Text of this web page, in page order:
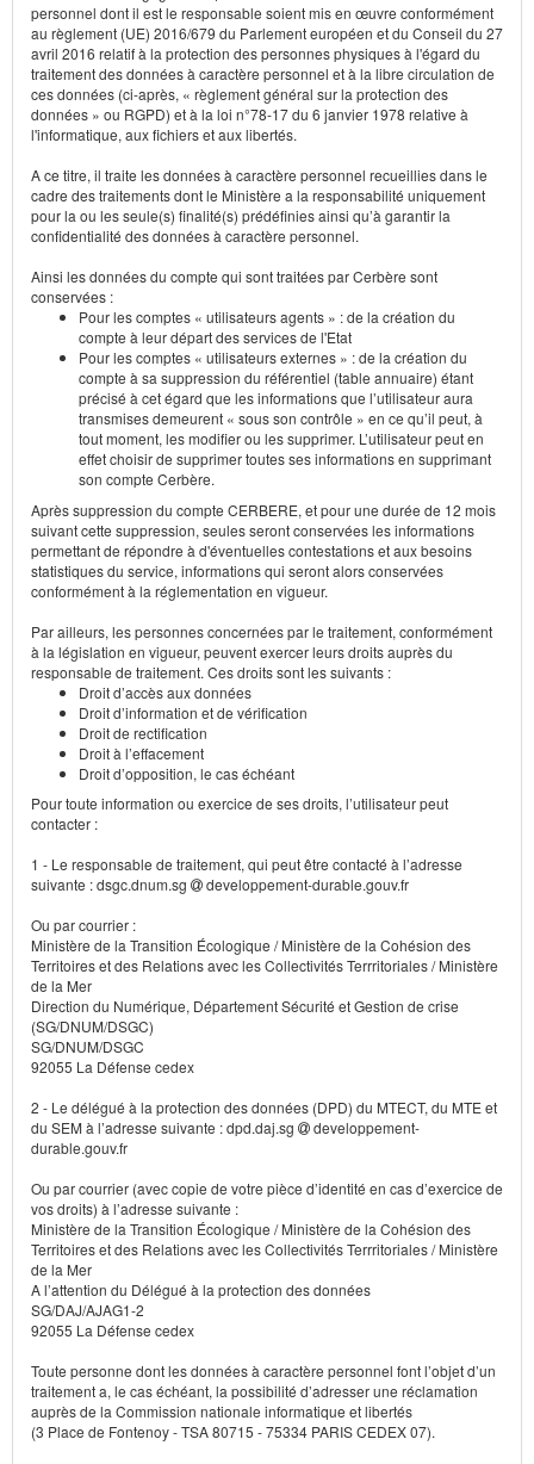
personnel dont il est le responsable soient mis en œuvre conformément
au règlement (UE) 2016/679 du Parlement européen et du Conseil du 27
avril 2016 relatif à la protection des personnes physiques à l'égard du
traitement des données à caractère personnel et à la libre circulation de
ces données (ci-après, « règlement général sur la protection des
données » ou RGPD) et à la loi n°78-17 du 6 janvier 1978 relative à
l'informatique, aux fichiers et aux libertés.
A ce titre, il traite les données à caractère personnel recueillies dans le
cadre des traitements dont le Ministère a la responsabilité uniquement
pour la ou les seule(s) finalité(s) prédéfinies ainsi qu’à garantir la
confidentialité des données à caractère personnel.
Ainsi les données du compte qui sont traitées par Cerbère sont
conservées :
Pour les comptes « utilisateurs agents » : de la création du
compte à leur départ des services de l'Etat
Pour les comptes « utilisateurs externes » : de la création du
compte à sa suppression du référentiel (table annuaire) étant
précisé à cet égard que les informations que l’utilisateur aura
transmises demeurent « sous son contrôle » en ce qu’il peut, à
tout moment, les modifier ou les supprimer. L’utilisateur peut en
effet choisir de supprimer toutes ses informations en supprimant
son compte Cerbère.
Après suppression du compte CERBERE, et pour une durée de 12 mois
suivant cette suppression, seules seront conservées les informations
permettant de répondre à d'éventuelles contestations et aux besoins
statistiques du service, informations qui seront alors conservées
conformément à la réglementation en vigueur.
Par ailleurs, les personnes concernées par le traitement, conformément
à la législation en vigueur, peuvent exercer leurs droits auprès du
responsable de traitement. Ces droits sont les suivants :
Droit d’accès aux données
Droit d’information et de vérification
Droit de rectification
Droit à l’effacement
Droit d’opposition, le cas échéant
Pour toute information ou exercice de ses droits, l’utilisateur peut
contacter :
1 - Le responsable de traitement, qui peut être contacté à l’adresse
suivante : dsgc.dnum.sg
developpement-durable.gouv.fr
Ou par courrier :
Ministère de la Transition Écologique / Ministère de la Cohésion des
Territoires et des Relations avec les Collectivités Terrritoriales / Ministère
de la Mer
Direction du Numérique, Département Sécurité et Gestion de crise
(SG/DNUM/DSGC)
SG/DNUM/DSGC
92055 La Défense cedex
2 - Le délégué à la protection des données (DPD) du MTECT, du MTE et
du SEM à l’adresse suivante : dpd.daj.sg
developpement-
durable.gouv.fr
Ou par courrier (avec copie de votre pièce d’identité en cas d’exercice de
vos droits) à l’adresse suivante :
Ministère de la Transition Écologique / Ministère de la Cohésion des
Territoires et des Relations avec les Collectivités Terrritoriales / Ministère
de la Mer
A l’attention du Délégué à la protection des données
SG/DAJ/AJAG1-2
92055 La Défense cedex
Toute personne dont les données à caractère personnel font l’objet d’un
traitement a, le cas échéant, la possibilité d’adresser une réclamation
auprès de la Commission nationale informatique et libertés
(3 Place de Fontenoy - TSA 80715 - 75334 PARIS CEDEX 07).